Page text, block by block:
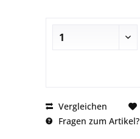
Vergleichen
Fragen zum Artikel?